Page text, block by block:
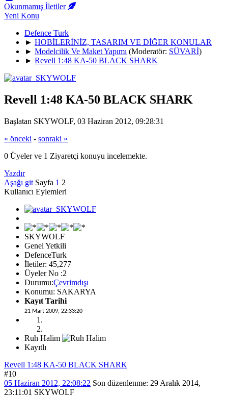
Okunmamış İletiler
Yeni Konu
Defence Turk
► HOBİLERİNİZ, TASARIM VE DİĞER KONULAR
► Modelcilik Ve Maket Yapımı (Moderatör: SÜVARİ)
► Revell 1:48 KA-50 BLACK SHARK
Revell 1:48 KA-50 BLACK SHARK
Başlatan SKYWOLF, 03 Haziran 2012, 09:28:31
« önceki - sonraki »
0 Üyeler ve 1 Ziyaretçi konuyu incelemekte.
Yazdır
Aşağı git Sayfa 1 2
Kullanıcı Eylemleri
SKYWOLF
Genel Yetkili
DefenceTurk
İletiler: 45,277
Üyeler No :2
Durumu:Çevrimdışı
Konumu: SAKARYA
Kayıt Tarihi
21 Mart 2009, 22:33:20
Ruh Halim
Kayıtlı
Revell 1:48 KA-50 BLACK SHARK
#10
05 Haziran 2012, 22:08:22 Son düzenlenme: 29 Aralık 2014,
23:11:01 SKYWOLF